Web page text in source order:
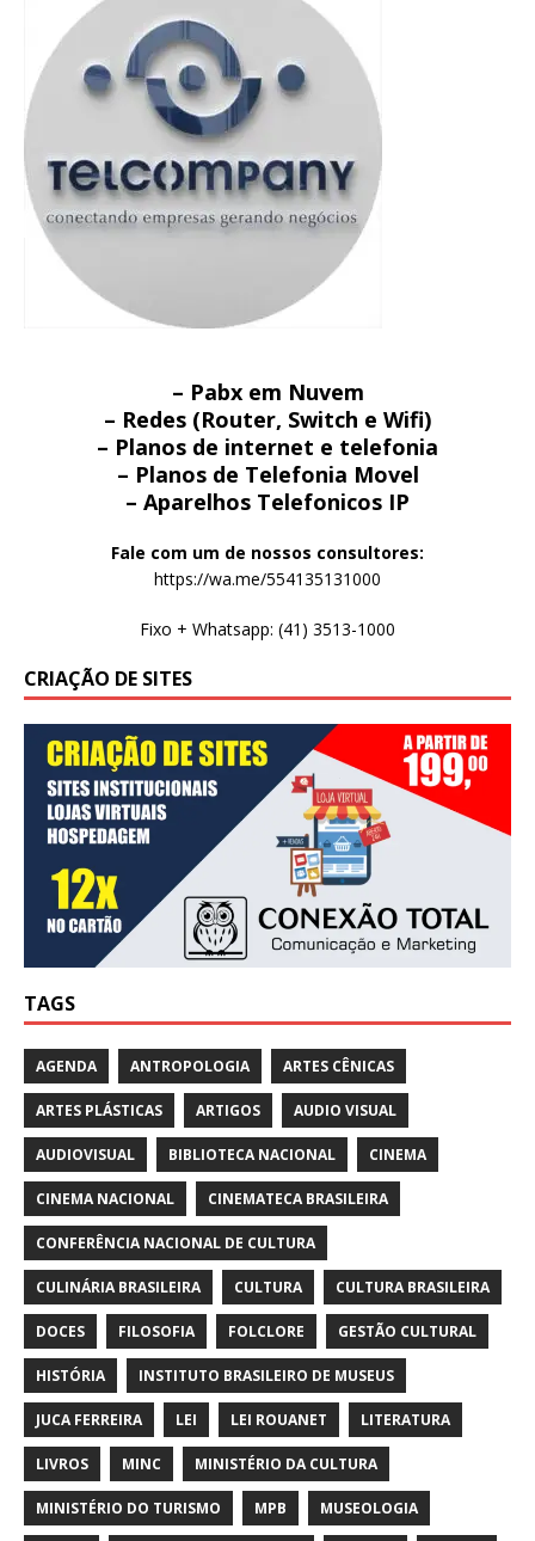
– Pabx em Nuvem
– Redes (Router, Switch e Wifi)
– Planos de internet e telefonia
– Planos de Telefonia Movel
– Aparelhos Telefonicos IP
Fale com um de nossos consultores:
https://wa.me/554135131000
Fixo + Whatsapp: (41) 3513-1000
CRIAÇÃO DE SITES
TAGS
AGENDA ANTROPOLOGIA ARTES CÊNICAS
ARTES PLÁSTICAS ARTIGOS AUDIO VISUAL
AUDIOVISUAL BIBLIOTECA NACIONAL CINEMA
CINEMA NACIONAL CINEMATECA BRASILEIRA
CONFERÊNCIA NACIONAL DE CULTURA
CULINÁRIA BRASILEIRA CULTURA CULTURA BRASILEIRA
DOCES FILOSOFIA FOLCLORE GESTÃO CULTURAL
HISTÓRIA INSTITUTO BRASILEIRO DE MUSEUS
JUCA FERREIRA LEI LEI ROUANET LITERATURA
LIVROS MINC MINISTÉRIO DA CULTURA
MINISTÉRIO DO TURISMO MPB MUSEOLOGIA